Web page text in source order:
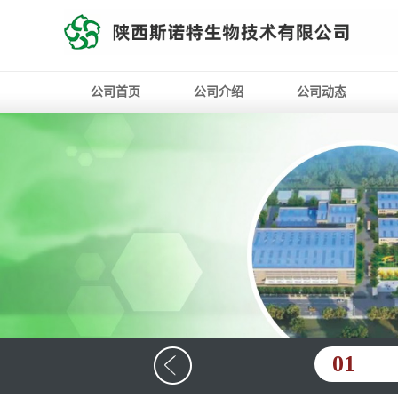
公司首页 公司介绍 公司动态
01